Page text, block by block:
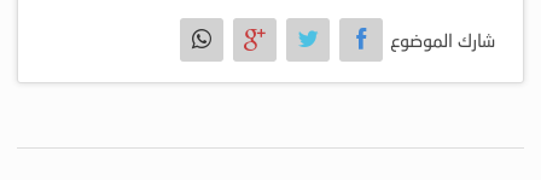
شارك الموضوع